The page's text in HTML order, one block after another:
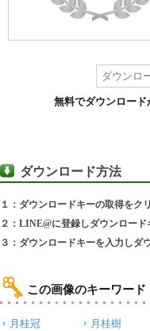
無料でダウンロード
ダウンロード方法
１：ダウンロードキーの取得をク
２：LINE@に登録しダウンロード
３：ダウンロードキーを入力しダ
この画像のキーワード
月桂冠 月桂樹